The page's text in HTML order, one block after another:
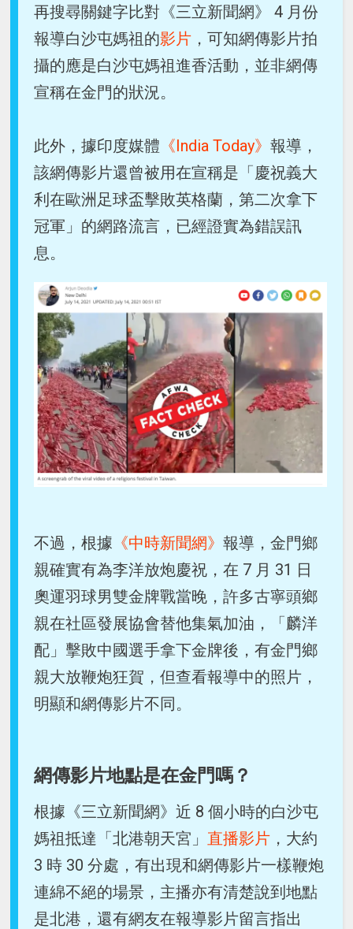
再搜尋關鍵字比對《三立新聞網》 4 月份
報導白沙屯媽祖的影片 ，可知網傳影片拍
攝的應是白沙屯媽祖進香活動，並非網傳
宣稱在金門的狀況。
此外，據印度媒體 《India Today》報導，
該網傳影片還曾被用在宣稱是「慶祝義大
利在歐洲足球盃擊敗英格蘭，第二次拿下
冠軍」的網路流言，已經證實為錯誤訊
息。
不過，根據 《中時新聞網》報導，金門鄉
親確實有為李洋放炮慶祝，在 7 月 31 日
奧運羽球男雙金牌戰當晚，許多古寧頭鄉
親在社區發展協會替他集氣加油，「麟洋
配」擊敗中國選手拿下金牌後，有金門鄉
親大放鞭炮狂賀，但查看報導中的照片，
明顯和網傳影片不同。
網傳影片地點是在金門嗎？
根據《三立新聞網》近 8 個小時的白沙屯
媽祖抵達「北港朝天宮」 直播影片 ，大約
3 時 30 分處，有出現和網傳影片一樣鞭炮
連綿不絕的場景，主播亦有清楚說到地點
是北港，還有網友在報導影片留言指出